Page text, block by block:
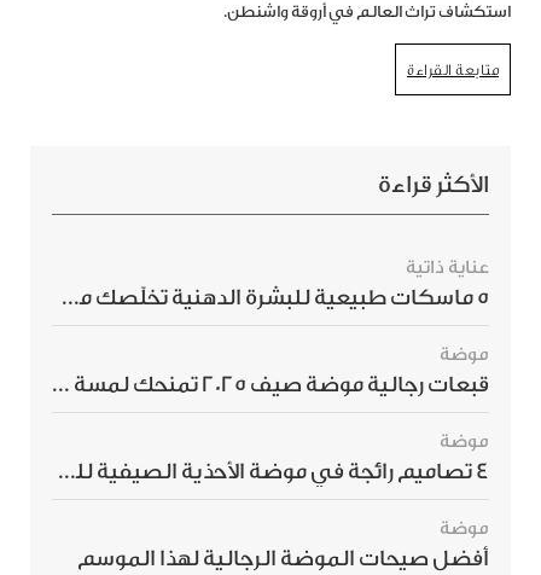
استكشاف تراث العالم في أروقة واشنطن.
متابعة القراءة
الأكثر قراءة
عناية ذاتية
5 ماسكات طبيعية للبشرة الدهنية تخلّصك من الحبوب بسرعة
موضة
قبعات رجالية موضة صيف 2025 تمنحك لمسة أناقة استثنائية
موضة
4 تصاميم رائجة في موضة الأحذية الصيفية للرجال هذا الموسم
موضة
أفضل صيحات الموضة الرجالية لهذا الموسم